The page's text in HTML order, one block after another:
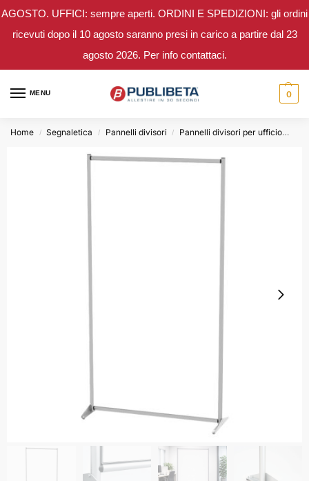
AGOSTO. UFFICI: sempre aperti. ORDINI E SPEDIZIONI: gli ordini
ricevuti dopo il 10 agosto saranno presi in carico a partire dal 23
agosto 2026. Per info contattaci.
MENU 0
Home / Segnaletica / Pannelli divisori / Pannelli divisori per ufficio